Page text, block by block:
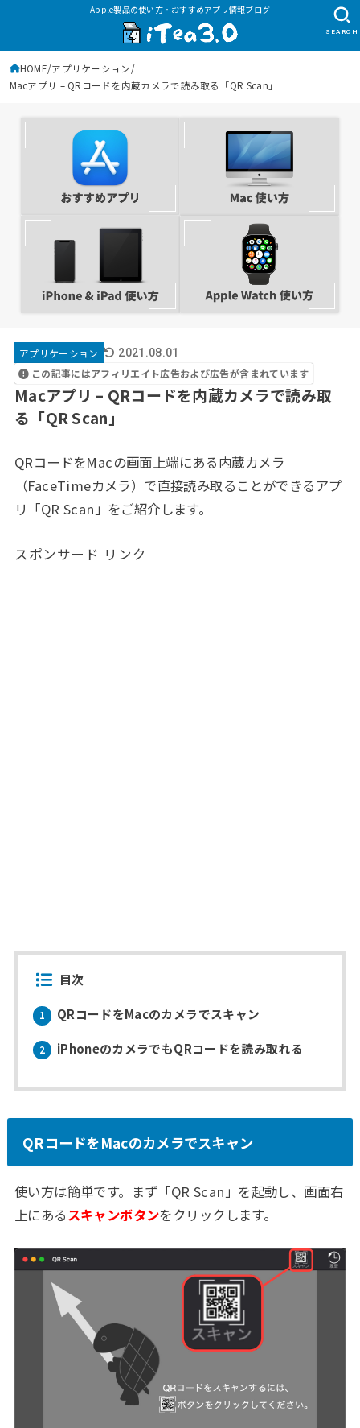
Apple製品の使い方・おすすめアプリ情報ブログ
SEARCH
HOME アプリケーション
Macアプリ – QRコードを内蔵カメラで読み取る「QR Scan」
アプリケーション 2021.08.01
この記事にはアフィリエイト広告および広告が含まれています
Macアプリ – QRコードを内蔵カメラで読み取
る「QR Scan」
QRコードをMacの画面上端にある内蔵カメラ
（FaceTimeカメラ）で直接読み取ることができるアプ
リ「QR Scan」をご紹介します。
スポンサード リンク
目次
1 QRコードをMacのカメラでスキャン
2 iPhoneのカメラでもQRコードを読み取れる
QRコードをMacのカメラでスキャン
使い方は簡単です。まず「QR Scan」を起動し、画面右
上にあるスキャンボタンをクリックします。